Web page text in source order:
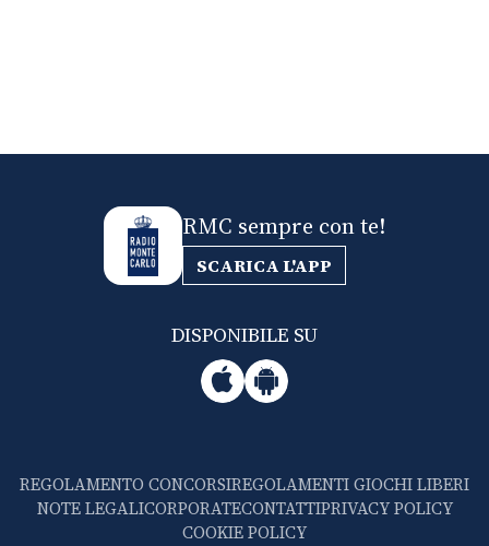
RMC sempre con te!
SCARICA L'APP
DISPONIBILE SU
REGOLAMENTO CONCORSIREGOLAMENTI GIOCHI LIBERI
NOTE LEGALICORPORATECONTATTIPRIVACY POLICY
COOKIE POLICY